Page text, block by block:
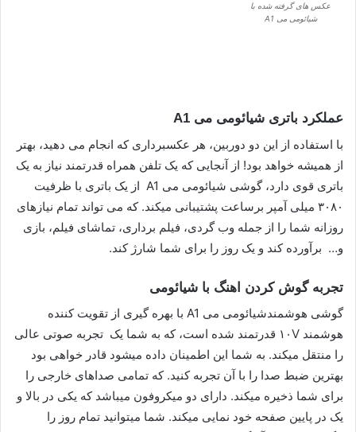
عکس های گرفته شده با
شیائومی می A1
عملکرد باتری شیائومی می A1
با استفاده از این دو دوربین، هر عکسبرداری که انجام می دهید، بهتر
از همیشه خواهد بود! از آنجایی که یک تلفن همراه قدرتمند نیاز به یک
باتری قوی دارد، گوشی شیائومی می A1 از یک باتری با ظرفیت
۳۰۸۰ میلی آمپر برساعت پشتیبانی میکند. که می تواند تمام نیازهای
روزانه شما را از جمله وب گردی، فیلم برداری، تماشای فیلم، بازی
و… برآورده کند و یک روز را برای شما شارژ کند.
تجربه گوش کردن اهنگ با شیائومی
گوشی هوشمندشیائومی می A1 با بهره گیری از تقویت کننده
هوشمند ۱۰V قدرتمند شده است، که به شما یک تجربه صوتی عالی
را منتقل میکند. به شما این اطمینان داده میشود قادر خواهی بود
بهترین ضبط صدا را با آن تجربه کنید. که تمامی صداهای خارجی را
برای شما ذخیره میکند. دارای دو میکروفون میباشد که یکی در بالا و
یک در پایین صفحه خود نمایی میکند. شما میتوانید تمام روز را